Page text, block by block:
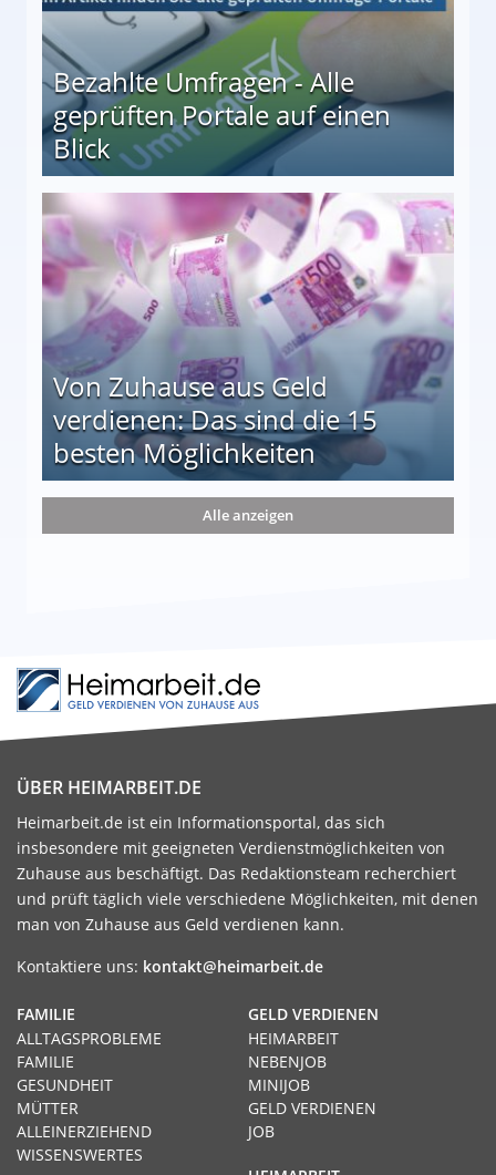
Bezahlte Umfragen - Alle
geprüften Portale auf einen
Blick
auf einen Blick
Von Zuhause aus Geld
verdienen: Das sind die 15
besten Möglichkeiten
die 15 besten Möglichkeiten
Alle anzeigen
ÜBER HEIMARBEIT.DE
Heimarbeit.de ist ein Informationsportal, das sich
insbesondere mit geeigneten Verdienstmöglichkeiten von
Zuhause aus beschäftigt. Das Redaktionsteam recherchiert
und prüft täglich viele verschiedene Möglichkeiten, mit denen
man von Zuhause aus Geld verdienen kann.
Kontaktiere uns: kontakt@heimarbeit.de
GELD VERDIENEN
HEIMARBEIT
NEBENJOB
MINIJOB
GELD VERDIENEN
JOB
FAMILIE
ALLTAGSPROBLEME
FAMILIE
GESUNDHEIT
MÜTTER
ALLEINERZIEHEND
WISSENSWERTES